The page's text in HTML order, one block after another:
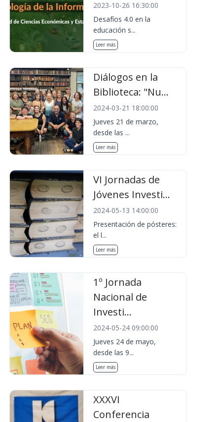
2023-10-26 16:30:00
Desafíos 4.0 en la
educación s...
Leer más
Diálogos en la
Biblioteca: "Nu...
2024-03-21 18:00:00
Jueves 21 de marzo,
desde las ...
Leer más
VI Jornadas de
Jóvenes Investi...
2024-05-13 14:00:00
Presentación de pósteres:
el l...
Leer más
1º Jornada
Nacional de
Investi...
2024-05-24 09:00:00
Jueves 24 de mayo,
desde las 9...
Leer más
XXXVI
Conferencia